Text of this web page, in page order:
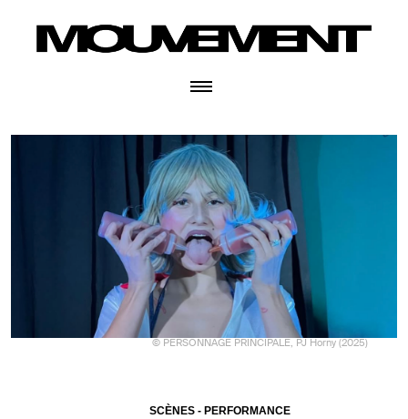
© PERSONNAGE PRINCIPALE, PJ Horny (2025)
SCÈNES - PERFORMANCE